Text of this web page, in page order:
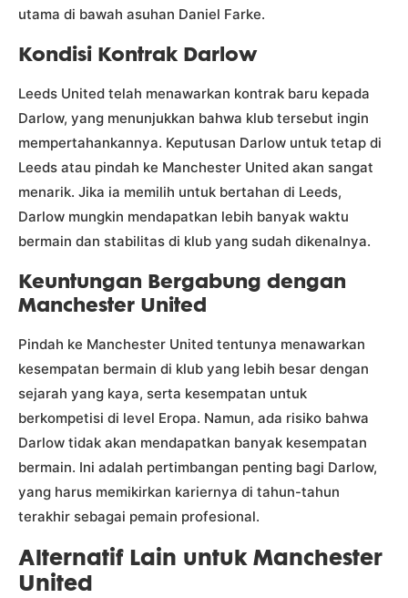
utama di bawah asuhan Daniel Farke.
Kondisi Kontrak Darlow
Leeds United telah menawarkan kontrak baru kepada
Darlow, yang menunjukkan bahwa klub tersebut ingin
mempertahankannya. Keputusan Darlow untuk tetap di
Leeds atau pindah ke Manchester United akan sangat
menarik. Jika ia memilih untuk bertahan di Leeds,
Darlow mungkin mendapatkan lebih banyak waktu
bermain dan stabilitas di klub yang sudah dikenalnya.
Keuntungan Bergabung dengan
Manchester United
Pindah ke Manchester United tentunya menawarkan
kesempatan bermain di klub yang lebih besar dengan
sejarah yang kaya, serta kesempatan untuk
berkompetisi di level Eropa. Namun, ada risiko bahwa
Darlow tidak akan mendapatkan banyak kesempatan
bermain. Ini adalah pertimbangan penting bagi Darlow,
yang harus memikirkan kariernya di tahun-tahun
terakhir sebagai pemain profesional.
Alternatif Lain untuk Manchester
United